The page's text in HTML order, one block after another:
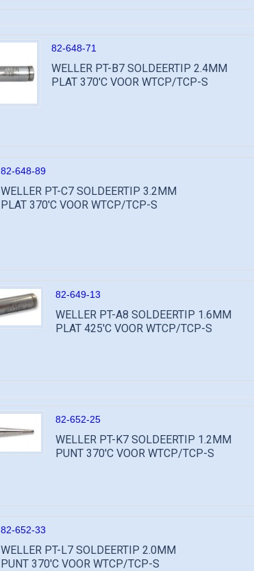
82-648-71
WELLER PT-B7 SOLDEERTIP 2.4MM
PLAT 370'C VOOR WTCP/TCP-S
82-648-89
WELLER PT-C7 SOLDEERTIP 3.2MM
PLAT 370'C VOOR WTCP/TCP-S
82-649-13
WELLER PT-A8 SOLDEERTIP 1.6MM
PLAT 425'C VOOR WTCP/TCP-S
82-652-25
WELLER PT-K7 SOLDEERTIP 1.2MM
PUNT 370'C VOOR WTCP/TCP-S
82-652-33
WELLER PT-L7 SOLDEERTIP 2.0MM
PUNT 370'C VOOR WTCP/TCP-S